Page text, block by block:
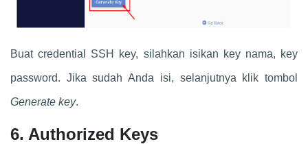
Buat credential SSH key, silahkan isikan key nama, key
password. Jika sudah Anda isi, selanjutnya klik tombol
Generate key.
6. Authorized Keys